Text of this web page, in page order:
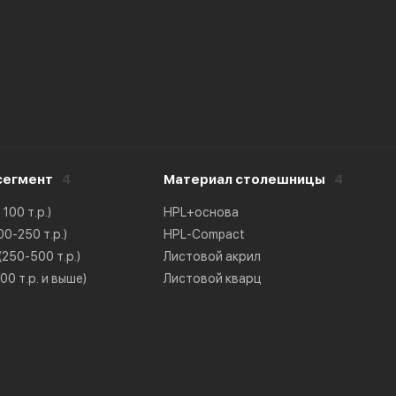
4
т.р.)
250 т.р.)
500 т.р.)
т.р. и выше)
Материал столешницы 4
HPL+основа
HPL-Compact
Листовой акрил
Листовой кварц